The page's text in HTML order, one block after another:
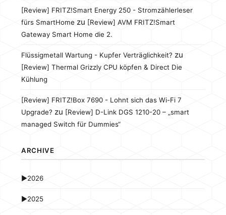
[Review] FRITZ!Smart Energy 250 - Stromzählerleser
fürs SmartHome zu [Review] AVM FRITZ!Smart
Gateway Smart Home die 2.
Flüssigmetall Wartung - Kupfer Verträglichkeit? zu
[Review] Thermal Grizzly CPU köpfen & Direct Die
Kühlung
[Review] FRITZ!Box 7690 - Lohnt sich das Wi-Fi 7
Upgrade? zu [Review] D-Link DGS 1210-20 – „smart
managed Switch für Dummies“
ARCHIVE
►2026
►2025